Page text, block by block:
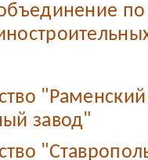
"Раменский
завод"